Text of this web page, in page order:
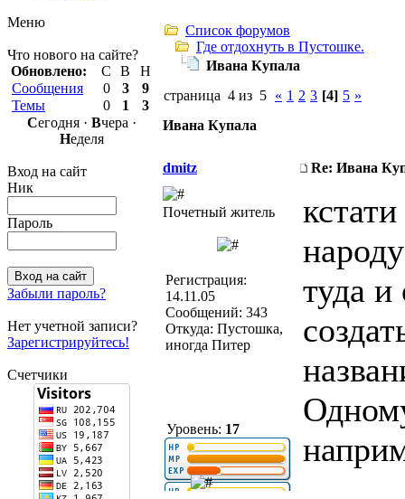
Меню
Что нового на сайте?
Обновлено:
С В
Н
Сообщения
0 3
9
Темы
0 1
3
Сегодня · Вчера ·
Неделя
Вход на сайт
Ник
Пароль
Забыли пароль?
Нет учетной записи?
Зарегистрируйтесь!
Счетчики
Список форумов
Где отдохнуть в Пустошке.
Ивана Купала
страница 4 из 5 « 1 2 3 [4] 5 »
Ивана Купала
dmitz Re: Ивана
Почетный житель
Регистрация:
14.11.05
Сообщений: 343
Откуда: Пустошка,
иногда Питер
Уровень: 17
туда и